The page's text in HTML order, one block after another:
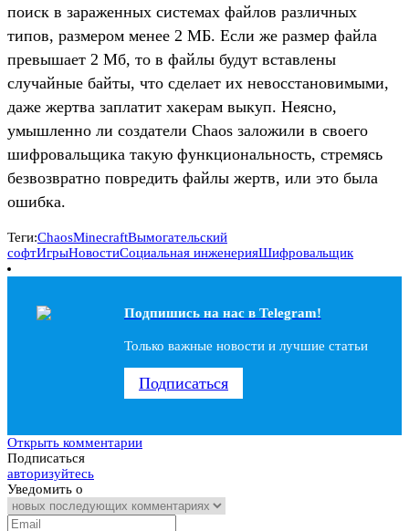
поиск в зараженных системах файлов различных
типов, размером менее 2 МБ. Если же размер файла
превышает 2 Мб, то в файлы будут вставлены
случайные байты, что сделает их невосстановимыми,
даже жертва заплатит хакерам выкуп. Неясно,
умышленно ли создатели Chaos заложили в своего
шифровальщика такую функциональность, стремясь
безвозвратно повредить файлы жертв, или это была
ошибка.
Теги:ChaosMinecraftВымогательский
софтИгрыНовостиСоциальная инженерияШифровальщик
Подпишись на наc в Telegram!
Только важные новости и лучшие статьи
Подписаться
Открыть комментарии
Подписаться
авторизуйтесь
Уведомить о